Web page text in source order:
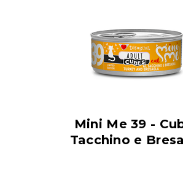
Mini Me 39 -
Tacchino e